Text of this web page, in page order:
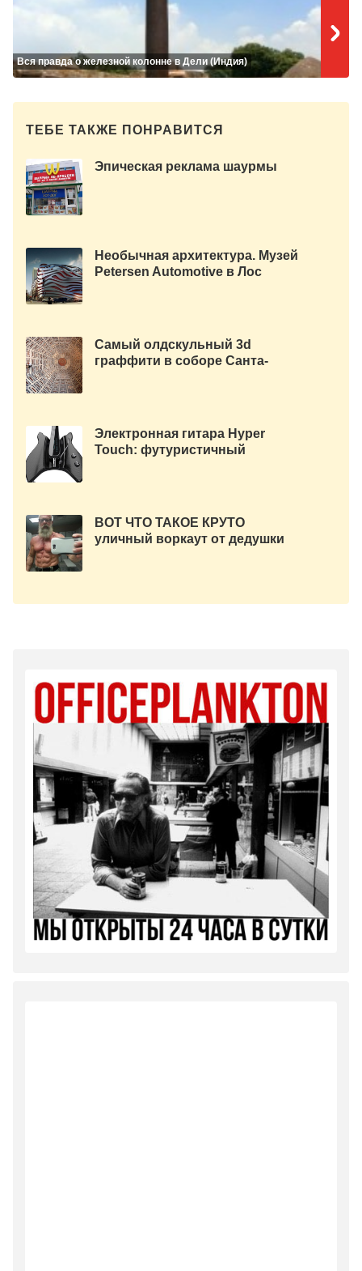
Вся правда о железной колонне в Дели (Индия)
ТЕБЕ ТАКЖЕ ПОНРАВИТСЯ
Эпическая реклама шаурмы
Необычная архитектура. Музей
Petersen Automotive в Лос
Самый олдскульный 3d
граффити в соборе Санта-
Электронная гитара Hyper
Touch: футуристичный
ВОТ ЧТО ТАКОЕ КРУТО
уличный воркаут от дедушки